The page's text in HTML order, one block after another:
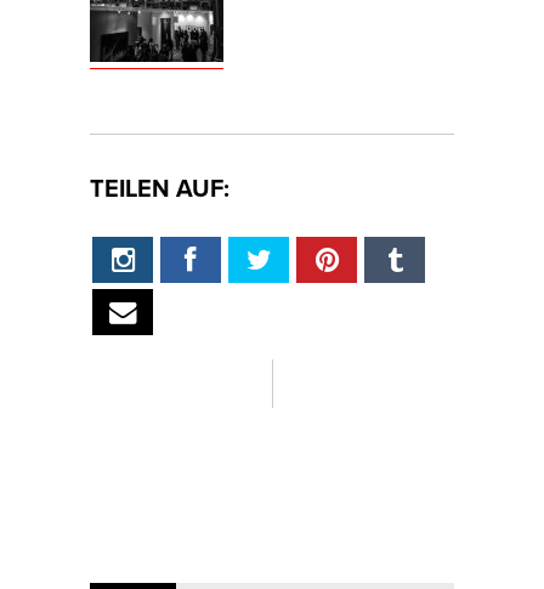
TEILEN AUF: